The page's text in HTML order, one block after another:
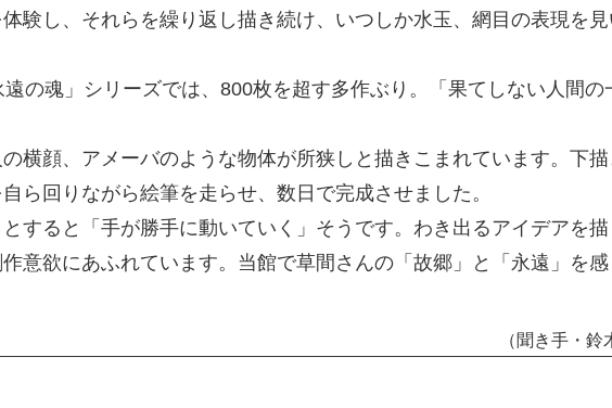
験し、それらを繰り返し描き続け、いつしか水玉、網目の表現を
の魂」シリーズでは、800枚を超す多作ぶり。「果てしない人間の
横顔、アメーバのような物体が所狭しと描きこまれています。下
ら回りながら絵筆を走らせ、数日で完成させました。
すると「手が勝手に動いていく」そうです。わき出るアイデアを
意欲にあふれています。当館で草間さんの「故郷」と「永遠」を
（聞き手・鈴